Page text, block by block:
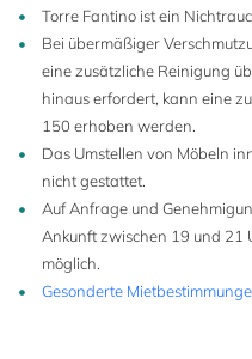
Torre Fantino ist ein
Bei übermäßiger
eine zusätzliche Reinigung
hinaus erfordert, kann eine
150 erhoben werden.
Das Umstellen von Möbeln
nicht gestattet.
Auf Anfrage und
Ankunft zwischen 19 und 21
möglich.
Gesonderte